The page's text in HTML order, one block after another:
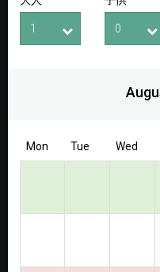
チェックイン日
Access/Discount Code
Mon Tue Wed